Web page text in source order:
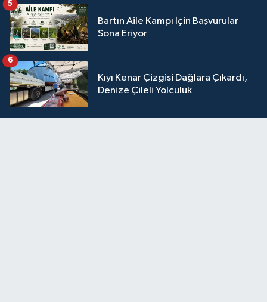
Bartın Aile Kampı İçin Başvurular
Sona Eriyor
5
Kıyı Kenar Çizgisi Dağlara Çıkardı,
Denize Çileli Yolculuk
6